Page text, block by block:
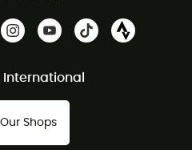
International
Our Shops